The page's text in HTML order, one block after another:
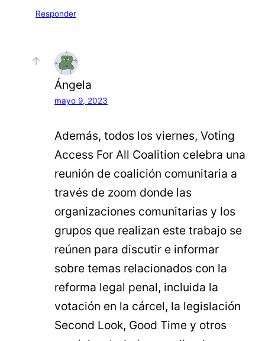
Responder
Ángela
mayo 9, 2023
Además, todos los viernes, Voting
Access For All Coalition celebra una
reunión de coalición comunitaria a
través de zoom donde las
organizaciones comunitarias y los
grupos que realizan este trabajo se
reúnen para discutir e informar
sobre temas relacionados con la
reforma legal penal, incluida la
votación en la cárcel, la legislación
Second Look, Good Time y otros